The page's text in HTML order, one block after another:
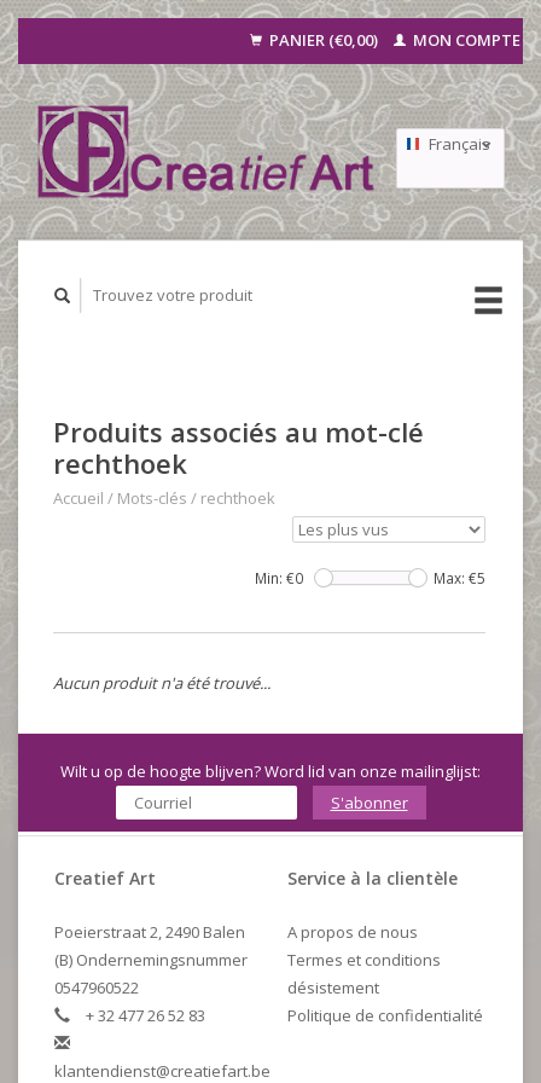
PANIER (€0,00) MON COMPTE
Français
Nederlands
Produits associés au mot-clé
rechthoek
Accueil / Mots-clés / rechthoek
Min: €0 Max: €5
Aucun produit n'a été trouvé...
Wilt u op de hoogte blijven? Word lid van onze mailinglijst:
S'abonner
Creatief Art
Poeierstraat 2, 2490 Balen
(B) Ondernemingsnummer
0547960522
+ 32 477 26 52 83
klantendienst@creatiefart.be
Service à la clientèle
A propos de nous
Termes et conditions
désistement
Politique de confidentialité